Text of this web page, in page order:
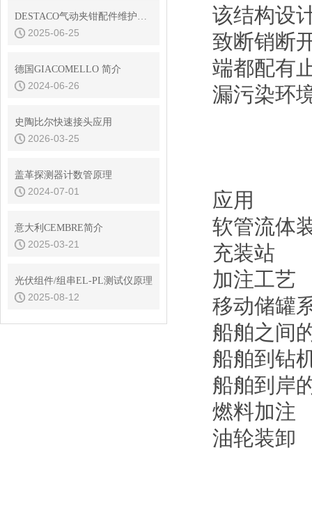
DESTACO气动夹钳配件维护与保养技巧
2025-06-25
德国GIACOMELLO 简介
2024-06-26
史陶比尔快速接头应用
2026-03-25
盖革探测器计数管原理
2024-07-01
意大利CEMBRE简介
2025-03-21
光伏组件/组串EL-PL测试仪原理
2025-08-12
该结构设
致断销断
端都配有
漏污染环
应用
软管流体
充装站
加注工艺
移动储罐
船舶之间
船舶到钻
船舶到岸
燃料加注
油轮装卸